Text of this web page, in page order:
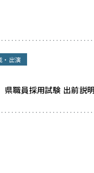
・出演
職員採用試験 出前説